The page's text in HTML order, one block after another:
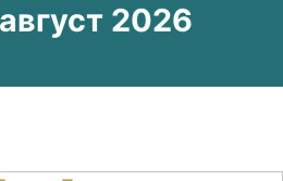
2026